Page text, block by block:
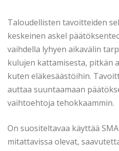
Taloudellisten tavoitteiden
keskeinen askel
vaihdella lyhyen aikavälin
kulujen kattamisesta, pitkän
kuten eläkesäästöihin.
auttaa suuntaamaan
vaihtoehtoja tehokkaammin.
On suositeltavaa käyttää
mitattavissa olevat,